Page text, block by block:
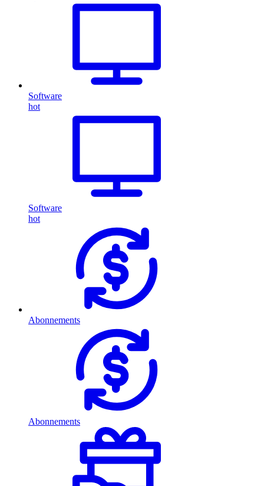
Software
hot
Software
hot
Abonnements
Abonnements